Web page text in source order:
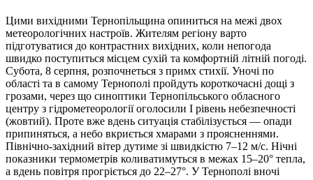
Цими вихідними Тернопільщина опиниться на межі двох
метеорологічних настроїв. Жителям регіону варто
підготуватися до контрастних вихідних, коли непогода
швидко поступиться місцем сухій та комфортній літній погоді.
Субота, 8 серпня, розпочнеться з примх стихії. Уночі по
області та в самому Тернополі пройдуть короткочасні дощі з
грозами, через що синоптики Тернопільського обласного
центру з гідрометеорології оголосили І рівень небезпечності
(жовтий). Проте вже вдень ситуація стабілізується — опади
припиняться, а небо вкриється хмарами з проясненнями.
Північно-західний вітер дутиме зі швидкістю 7–12 м/с. Нічні
показники термометрів коливатимуться в межах 15–20° тепла,
а вдень повітря прогріється до 22–27°. У Тернополі вночі